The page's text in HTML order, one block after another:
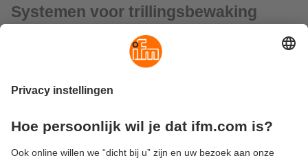
Systemen voor trillingsbewaking
Systemen voor trillingsbewaking dienen voor condition-
based onderhoud van machines en installaties. Zij helpen
machineschades vroegtijdig te herkennen en dure
stilstandtijden te vermijden.
verwerkingselektronica. Trillingstransmitters en -sensoren
herkennen rollagerschades en onbalans bij aandrijvingen